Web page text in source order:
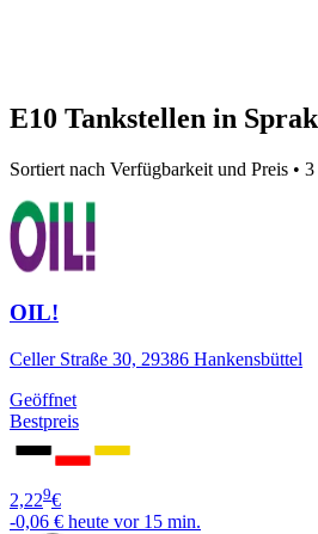
E10 Tankstellen in
Sortiert nach Verfügbarkeit und Preis •
OIL!
Celler Straße 30, 29386 Hankensbüttel
Geöffnet
Bestpreis
2,229€
-0,06 € heute vor 15 min.